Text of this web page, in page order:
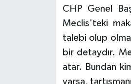
CHP Genel
Meclis'teki
talebi olup
bir detaydır.
atar. Bundan
varsa,